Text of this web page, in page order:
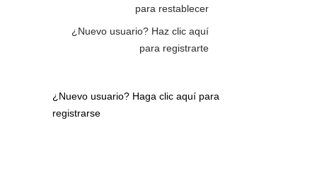
para restablecer
¿Nuevo usuario? Haz clic aquí
para registrarte
¿Nuevo usuario? Haga clic aquí para
registrarse